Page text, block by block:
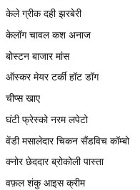
केले ग्रीक दही झरबेरी
केलॉग चावल कश अनाज
बोस्टन बाजार मांस
ऑस्कर मेयर टर्की हॉट डॉग
चीप्स खाए
घंटी फ्रेस्को नरम लपेटो
वेंडी मसालेदार चिकन सैंडविच कॉम्बो
क्नोर छेददार ब्रोकोली पास्ता
वफ़ल शंकु आइस क्रीम